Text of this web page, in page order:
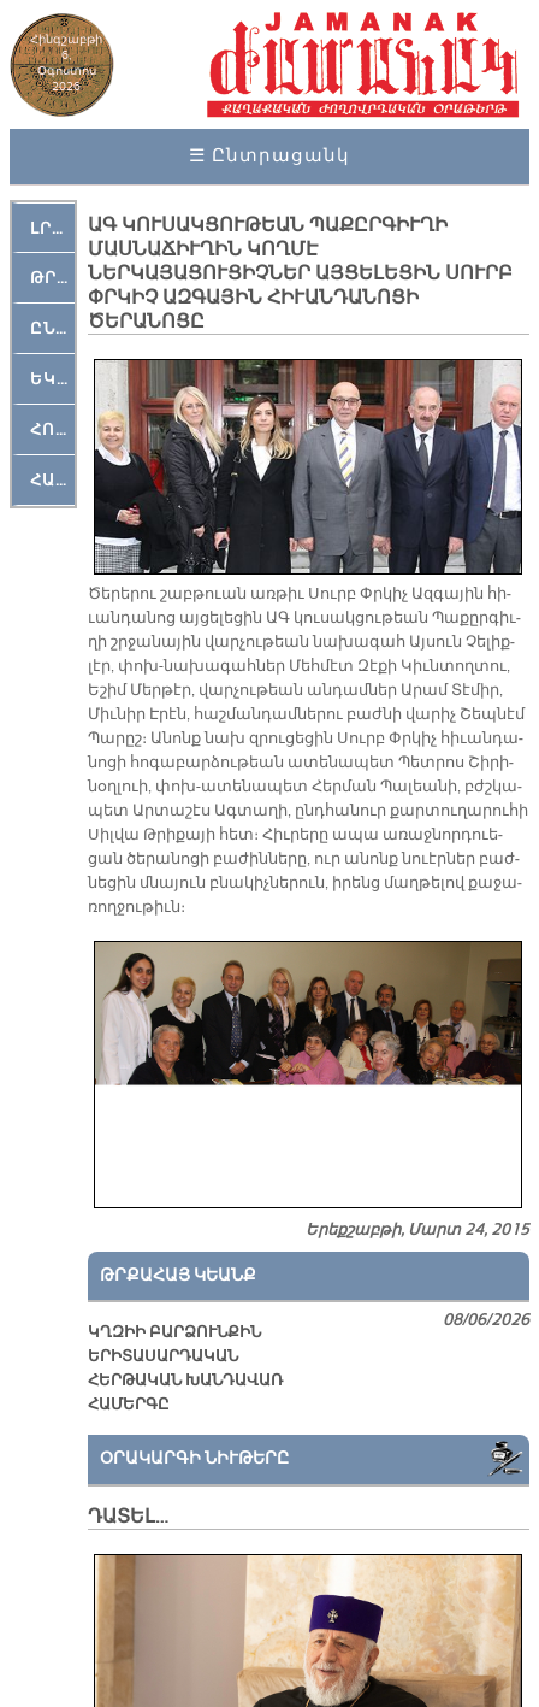
Հինգշաբթի
6,
Օգոստոս
2026
☰ Ընտրացանկ
ԼՐԱՀՈՍ
ԹՐՔԱՀԱՅ ԿԵԱՆՔ
ԸՆԿԵՐԱՄՇԱԿՈՒԹԱՅԻՆ
ԵԿԵՂԵՑԱԿԱՆ
ՀՈԳԵՄՏԱՒՈՐ
ՀԱՐԹԱԿ
ԱԳ ԿՈՒՍԱԿՑՈՒԹԵԱՆ ՊԱՔԸՐԳԻՒՂԻ
ՄԱՍՆԱՃԻՒՂԻՆ ԿՈՂՄԷ
ՆԵՐԿԱՅԱՑՈՒՑԻՉՆԵՐ ԱՅՑԵԼԵՑԻՆ ՍՈՒՐԲ
ՓՐԿԻՉ ԱԶԳԱՅԻՆ ՀԻՒԱՆԴԱՆՈՑԻ
ԾԵՐԱՆՈՑԸ
Ծե­րե­րու շաբ­թուան առ­թիւ Սուրբ Փր­կիչ Ազ­գա­յին հի­
ւան­դա­նոց այ­ցե­լե­ցին ԱԳ կու­սակցութեան Պա­քըր­գիւ­
ղի շրջա­նա­յին վար­չու­թեան նա­խա­գահ Այ­սուն Չե­լիք­
լէր, փոխ-նա­խա­գահ­ներ Մեհ­մէտ Զէքի Կիւն­տող­տու,
Ե­շիմ Մեր­թէր, վար­չու­թեան ան­դամ­ներ Ա­րամ Տէմիր,
Միւ­նիր Է­րէն, հաշ­ման­դամ­նե­րու բաժ­նի վա­րիչ Շեպ­նէմ
Պա­րըշ։ Ա­նոնք նախ զրու­ցե­ցին Սուրբ Փր­կիչ հի­ւան­դա­
նո­ցի հո­գա­բար­ձու­թեան ա­տե­նա­պետ Պետ­րոս Շի­րի­
նօղ­լուի, փոխ-ա­տե­նա­պետ Հեր­ման Պա­լեա­նի, բժշկա­
պետ Ար­տա­շէս Ագ­տա­ղի, ընդ­հա­նուր քար­տու­ղարուհի
Սիլ­վա Թրի­քա­յի հետ։ Հիւ­րե­րը ա­պա ա­ռաջ­նոր­դուե­
ցան ծե­րա­նո­ցի բա­ժին­նե­րը, ուր ա­նոնք նուէր­ներ բաժ­
նե­ցին մնա­յուն բնա­կիչ­նե­րուն, ի­րենց մաղ­թե­լով քա­ջա­
ռող­ջու­թիւ­ն։
Երեքշաբթի, Մարտ 24, 2015
ԹՐՔԱՀԱՅ ԿԵԱՆՔ
ԿՂԶԻԻ ԲԱՐՁՈՒՆՔԻՆ
ԵՐԻՏԱՍԱՐԴԱԿԱՆ
ՀԵՐԹԱԿԱՆ ԽԱՆԴԱՎԱՌ
ՀԱՄԵՐԳԸ
08/06/2026
ՕՐԱԿԱՐԳԻ ՆԻՒԹԵՐԸ
ԴԱՏԵԼ…